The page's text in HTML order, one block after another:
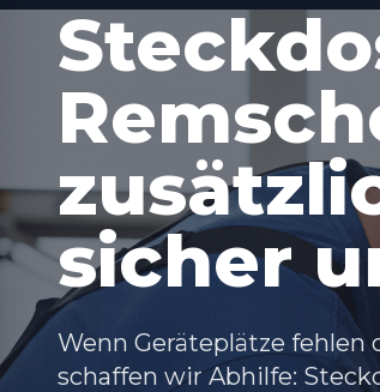
sicher
Wenn Geräteplätze fehlen
schaffen wir Abhilfe: